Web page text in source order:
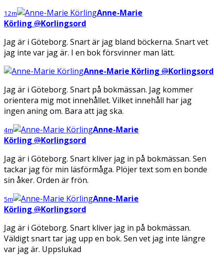
12m
Anne-Marie
Körling @Korlingsord
Jag är i Göteborg. Snart är jag bland böckerna. Snart vet
jag inte var jag är. I en bok försvinner man lätt.
Anne-Marie Körling @Korlingsord
Jag är i Göteborg. Snart på bokmässan. Jag kommer
orientera mig mot innehållet. Vilket innehåll har jag
ingen aning om. Bara att jag ska.
4m
Anne-Marie
Körling @Korlingsord
Jag är i Göteborg. Snart kliver jag in på bokmässan. Sen
tackar jag för min läsförmåga. Plöjer text som en bonde
sin åker. Orden är frön.
5m
Anne-Marie
Körling @Korlingsord
Jag är i Göteborg. Snart kliver jag in på bokmässan.
Väldigt snart tar jag upp en bok. Sen vet jag inte längre
var jag är. Uppslukad